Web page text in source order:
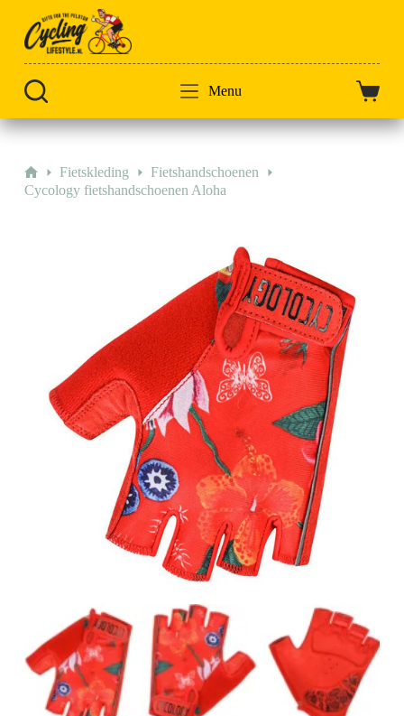
artikel
Menu
HomeFietskleding
Fietshandschoenen
Cycology fietshandschoenen Aloha